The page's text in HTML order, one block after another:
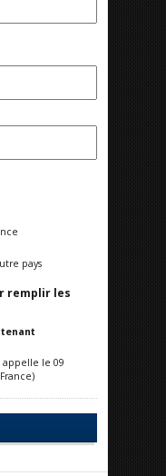
pays
remplir les
le 09